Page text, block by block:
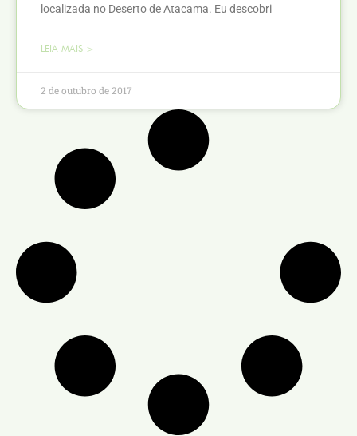
localizada no Deserto de Atacama. Eu descobri
LEIA MAIS >
2 de outubro de 2017